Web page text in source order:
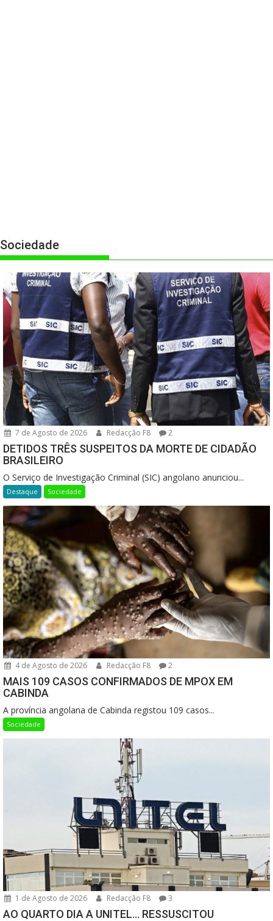
Sociedade
7 de Agosto de 2026 Redacção F8 2
DETIDOS TRÊS SUSPEITOS DA MORTE DE CIDADÃO
BRASILEIRO
O Serviço de Investigação Criminal (SIC) angolano anunciou...
Destaque Sociedade
4 de Agosto de 2026 Redacção F8 2
MAIS 109 CASOS CONFIRMADOS DE MPOX EM
CABINDA
A província angolana de Cabinda registou 109 casos...
Sociedade
1 de Agosto de 2026 Redacção F8 3
AO QUARTO DIA A UNITEL… RESSUSCITOU